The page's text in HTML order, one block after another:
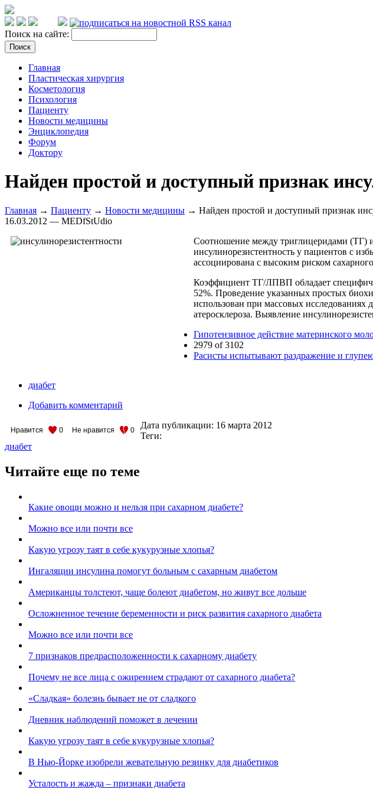
Поиск на сайте:
Главная
Пластическая хирургия
Косметология
Психология
Пациенту
Новости медицины
Энциклопедия
Форум
Доктору
Найден простой и доступный признак
Главная → Пациенту → Новости медицины → Найден простой и доступный признак
16.03.2012 — MEDfStUdio
Соотношение между триглицеридами (ТГ)
инсулинорезистентность у пациентов с
ассоциирована с высоким риском
Коэффициент ТГ/ЛПВП обладает
52%. Проведение указанных простых
использован при массовых исследованиях
атеросклероза. Выявление
Гипотензивное действие материнского
2979 of 3102
Расисты испытывают раздражение и
диабет
Добавить комментарий
Нравится 0 Не нравится 0 Дата публикации: 16 марта 2012
Теги:
диабет
Читайте еще по теме
Какие овощи можно и нельзя при сахарном диабете?
Можно все или почти все
Какую угрозу таят в себе кукурузные хлопья?
Ингаляции инсулина помогут больным с сахарным диабетом
Американцы толстеют, чаще болеют диабетом, но живут все дольше
Осложненное течение беременности и риск развития сахарного диабета
Можно все или почти все
7 признаков предрасположенности к сахарному диабету
Почему не все лица с ожирением страдают от сахарного диабета?
«Сладкая» болезнь бывает не от сладкого
Дневник наблюдений поможет в лечении
Какую угрозу таят в себе кукурузные хлопья?
В Нью-Йорке изобрели жевательную резинку для диабетиков
Усталость и жажда – признаки диабета